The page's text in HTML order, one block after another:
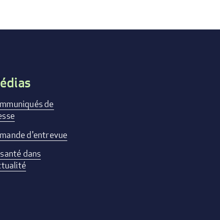
de
d'entrevue
dans